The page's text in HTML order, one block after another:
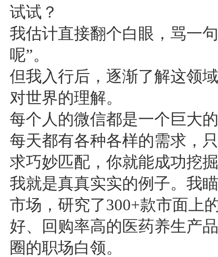
试试？
我估计直接翻个白眼，骂一
呢”。
但我入行后，逐渐了解这领
对世界的理解。
每个人的微信都是一个巨大
每天都有各种各样的需求，
求巧妙匹配，你就能成功挖
我就是真真实实的例子。我
市场，研究了300+款市面上
好、回购率高的医药养生产
圈的职场白领。